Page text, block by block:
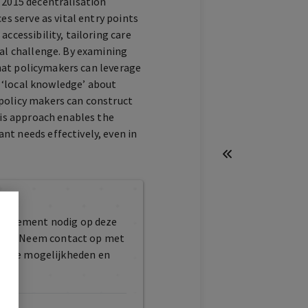
serve as vital entry points
tailoring care
challenge. By examining
policymakers can leverage
knowledge’ about
makers can construct
approach enables the
needs effectively, even in
nodig op deze
Neem contact op met
de mogelijkheden en